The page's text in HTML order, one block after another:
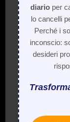
diarioper
lo cancelli
Perché i
inconscio:
desideri